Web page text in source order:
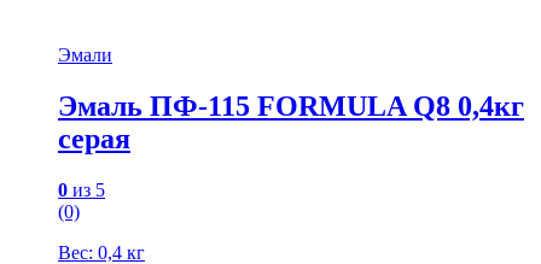
Эмали
Эмаль ПФ-115 FORMULA Q8 0,4кг
серая
0 из 5
(0)
Вес: 0,4 кг